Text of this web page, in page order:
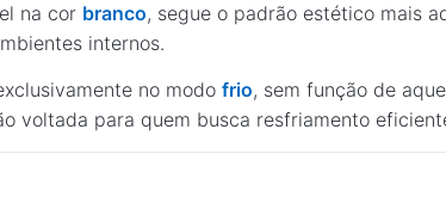
na cor branco, segue o padrão estético mais
internos.
no modo frio, sem função de
voltada para quem busca resfriamento